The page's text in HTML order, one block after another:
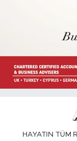
HAYATIN TÜM